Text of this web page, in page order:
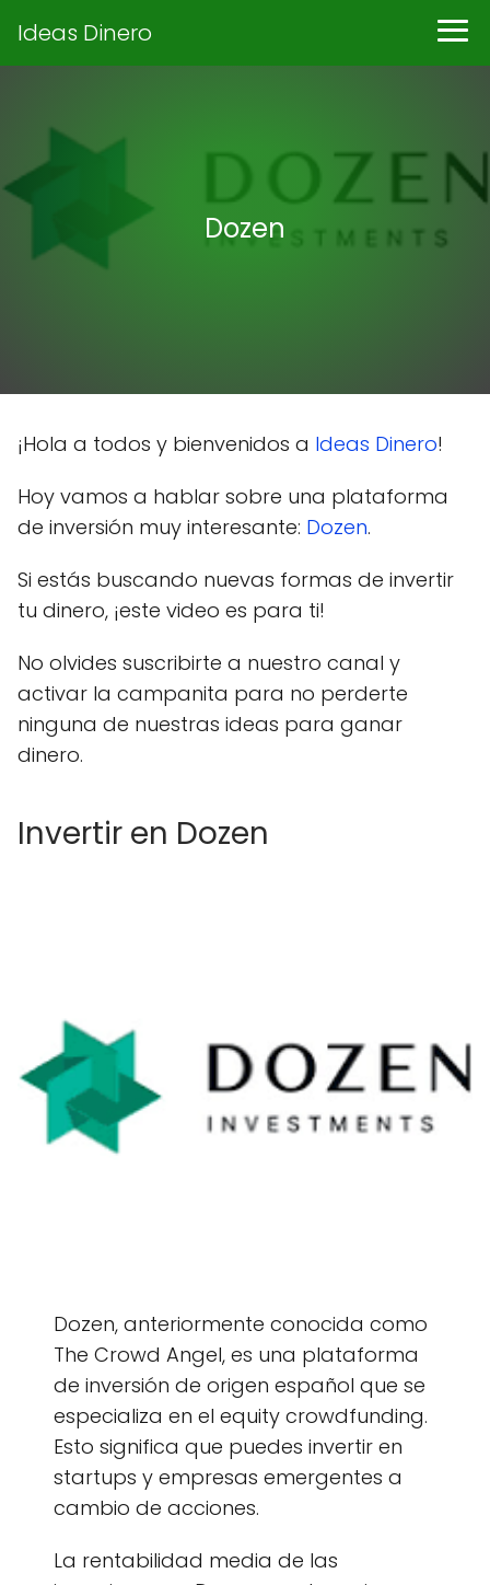
Ideas Dinero
Dozen
¡Hola a todos y bienvenidos a Ideas Dinero!
Hoy vamos a hablar sobre una plataforma
de inversión muy interesante: Dozen.
Si estás buscando nuevas formas de invertir
tu dinero, ¡este video es para ti!
No olvides suscribirte a nuestro canal y
activar la campanita para no perderte
ninguna de nuestras ideas para ganar
dinero.
Invertir en Dozen
Dozen, anteriormente conocida como
The Crowd Angel, es una plataforma
de inversión de origen español que se
especializa en el equity crowdfunding.
Esto significa que puedes invertir en
startups y empresas emergentes a
cambio de acciones.
La rentabilidad media de las